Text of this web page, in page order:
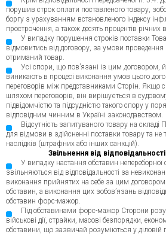
порушив строк оплати поставленого товару,
боргу з урахуванням встановленого індексу
прострочення, а також десять процентів річних
У випадку порушення строків поставки
відмовитись від договору, за умови
отриманий товар.
Усі спори, що пов’язані із цим договором,
виникають в процесі виконання умов цього
переговорів між представниками Сторін. Якщо
шляхом переговорів, він вирішується в
підвідомчістю та підсудністю такого спору у
відповідним чинним в Україні законодавством.
Відсутність запитуваного товару на
для відмови в здійсненні поставки товару та
наслідків (штрафних або інших санкцій).
Звільнення від
У випадку настання обставин
звільняються від відповідальності за
виконання прийнятих на себе за цим договором
обставин, а виконання цих зобов’язань
обставин форс-мажор.
Під обставинами форс-мажор Сторони
військові дії, страйки, масові безпорядки,
обставини, що зазвичай розуміються у